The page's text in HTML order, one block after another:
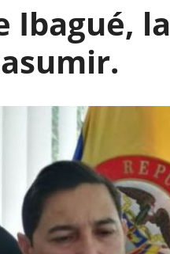
Ibagué, la